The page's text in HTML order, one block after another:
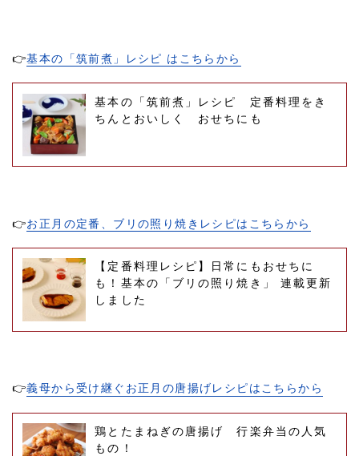
👉基本の「筑前煮」レシピ はこちらから
基本の「筑前煮」レシピ 定番料理をき
ちんとおいしく おせちにも
👉お正月の定番、ブリの照り焼きレシピはこちらから
【定番料理レシピ】日常にもおせちに
も！基本の「ブリの照り焼き」 連載更新
しました
👉義母から受け継ぐお正月の唐揚げレシピはこちらから
鶏とたまねぎの唐揚げ 行楽弁当の人気
もの！